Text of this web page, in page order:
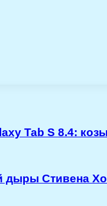
Tab S 8.4:
дыры Стивена